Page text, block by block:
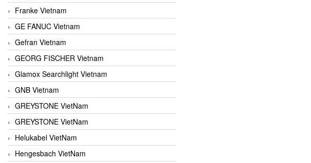
Franke Vietnam
GE FANUC Vietnam
Gefran Vietnam
GEORG FISCHER Vietnam
Glamox Searchlight Vietnam
GNB Vietnam
GREYSTONE VietNam
GREYSTONE VietNam
Helukabel VietNam
Hengesbach VietNam